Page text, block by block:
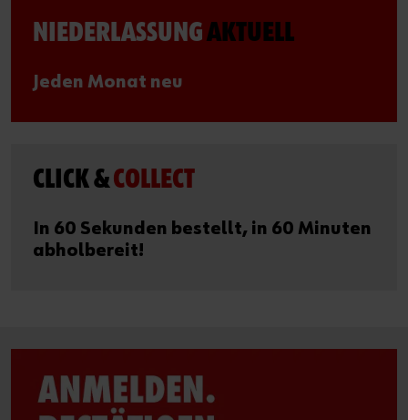
NIEDERLASSUNGAKTUELL
Jeden Monat neu
CLICK &COLLECT
In 60 Sekunden bestellt, in 60 Minuten
abholbereit!